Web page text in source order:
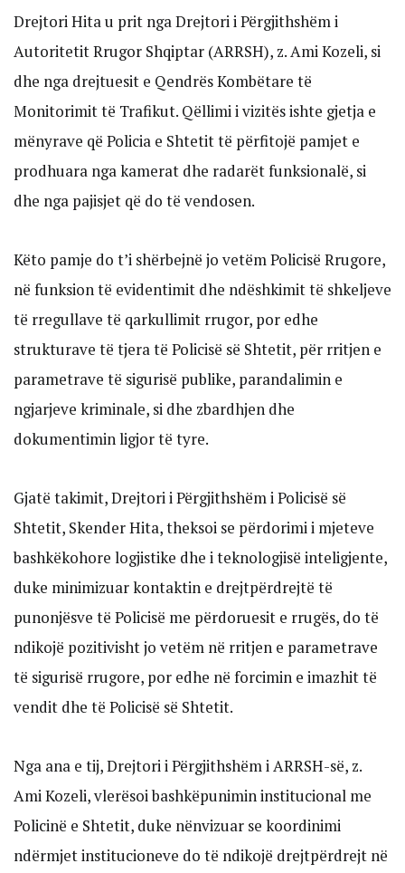
Drejtori Hita u prit nga Drejtori i Përgjithshëm i
Autoritetit Rrugor Shqiptar (ARRSH), z. Ami Kozeli, si
dhe nga drejtuesit e Qendrës Kombëtare të
Monitorimit të Trafikut. Qëllimi i vizitës ishte gjetja e
mënyrave që Policia e Shtetit të përfitojë pamjet e
prodhuara nga kamerat dhe radarët funksionalë, si
dhe nga pajisjet që do të vendosen.
Këto pamje do t’i shërbejnë jo vetëm Policisë Rrugore,
në funksion të evidentimit dhe ndëshkimit të shkeljeve
të rregullave të qarkullimit rrugor, por edhe
strukturave të tjera të Policisë së Shtetit, për rritjen e
parametrave të sigurisë publike, parandalimin e
ngjarjeve kriminale, si dhe zbardhjen dhe
dokumentimin ligjor të tyre.
Gjatë takimit, Drejtori i Përgjithshëm i Policisë së
Shtetit, Skender Hita, theksoi se përdorimi i mjeteve
bashkëkohore logjistike dhe i teknologjisë inteligjente,
duke minimizuar kontaktin e drejtpërdrejtë të
punonjësve të Policisë me përdoruesit e rrugës, do të
ndikojë pozitivisht jo vetëm në rritjen e parametrave
të sigurisë rrugore, por edhe në forcimin e imazhit të
vendit dhe të Policisë së Shtetit.
Nga ana e tij, Drejtori i Përgjithshëm i ARRSH-së, z.
Ami Kozeli, vlerësoi bashkëpunimin institucional me
Policinë e Shtetit, duke nënvizuar se koordinimi
ndërmjet institucioneve do të ndikojë drejtpërdrejt në